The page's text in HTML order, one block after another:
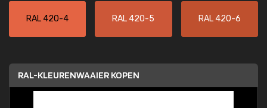
RAL 420-4 RAL 420-5 RAL 420-6
RAL-KLEURENWAAIER KOPEN